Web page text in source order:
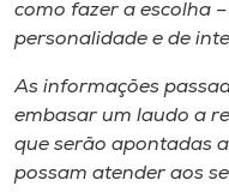
A+
A-
como fazer a escolha
personalidade e de
As informações
embasar um laudo a
que serão apontadas
possam atender aos